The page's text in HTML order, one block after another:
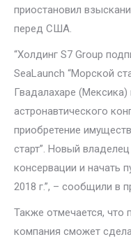
приостановил
перед США.
“Холдинг S7 Group
SeaLaunch “Морской
Гвадалахаре
астронавтического
приобретение
старт”. Новый
консервации и начать
2018 г.”, – сообщили в
Также отмечается, что
компания сможет